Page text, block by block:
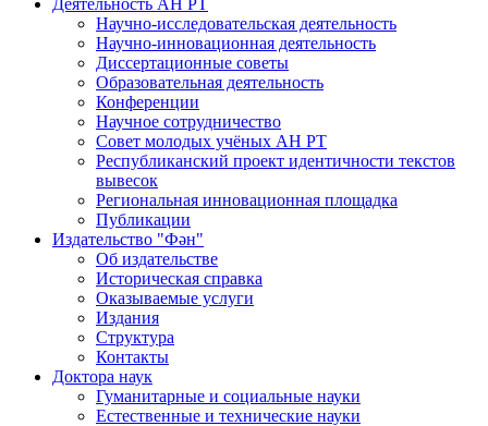
Научно-исследовательская деятельность
Научно-инновационная деятельность
Диссертационные советы
Образовательная деятельность
Конференции
Научное сотрудничество
Совет молодых учёных АН РТ
Республиканский проект идентичности текстов
вывесок
Региональная инновационная площадка
Публикации
Издательство "Фән"
Об издательстве
Историческая справка
Оказываемые услуги
Издания
Структура
Контакты
Доктора наук
Гуманитарные и социальные науки
Естественные и технические науки